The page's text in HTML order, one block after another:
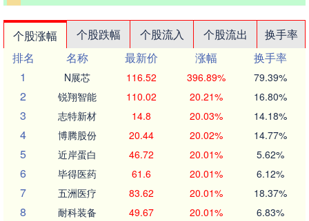
个股涨幅 个股跌幅 个股流入 个股流出
换手率
排名
名称 最新价 涨幅
换手率
1
N展芯 116.52 396.89% 79.39%
2 锐翔智能 110.02 20.21% 16.80%
3 志特新材 14.8 20.03% 14.18%
4 博腾股份 20.44 20.02% 14.77%
5 近岸蛋白 46.72 20.01% 5.62%
6 毕得医药 61.6 20.01% 6.12%
7 五洲医疗 83.62 20.01% 18.37%
8 耐科装备 49.67 20.01% 6.83%